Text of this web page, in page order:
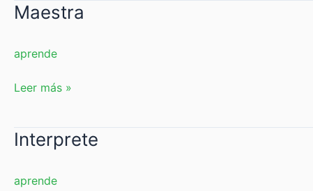
Maestra
aprende
Maestra
Leer más »
Interprete
aprende
Interprete